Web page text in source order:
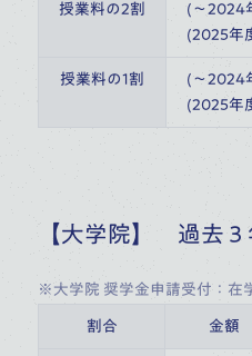
授業料の2割
(～2024
(2025年
授業料の1割
(～2024
(2025年
【大学院】 過去３
※大学院 奨学金申請受付：在
割合 金額